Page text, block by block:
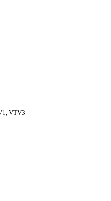
VTV3